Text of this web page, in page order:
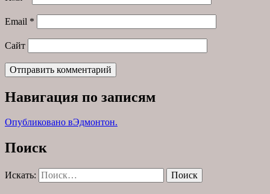
Email *
Сайт
Навигация по записям
Опубликовано вЭдмонтон.
Поиск
Искать: Поиск